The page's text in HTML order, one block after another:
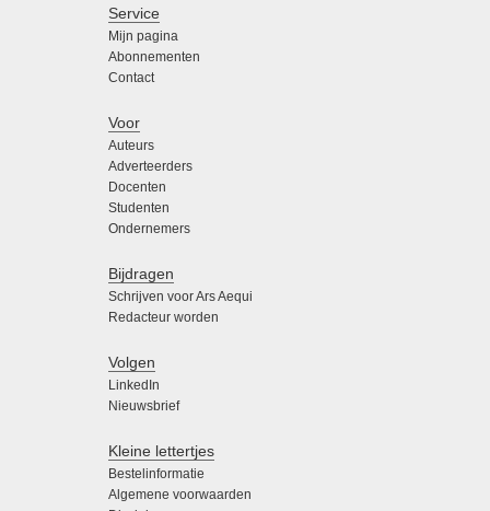
Service
Mijn pagina
Abonnementen
Contact
Voor
Auteurs
Adverteerders
Docenten
Studenten
Ondernemers
Bijdragen
Schrijven voor Ars Aequi
Redacteur worden
Volgen
LinkedIn
Nieuwsbrief
Kleine lettertjes
Bestelinformatie
Algemene voorwaarden